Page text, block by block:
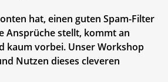
hat, einen guten Spam-Filter
Ansprüche stellt, kommt an
kaum vorbei. Unser Workshop
Nutzen dieses cleveren